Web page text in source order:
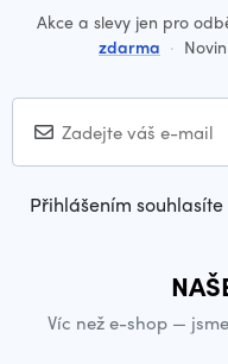
Akce a slevy jen pro
zdarma ·
Přihlášením
Víc než e-shop —